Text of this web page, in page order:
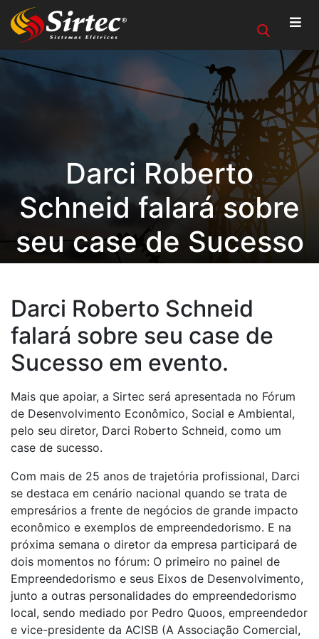
Darci Roberto
Schneid falará sobre
seu case de Sucesso
Darci Roberto Schneid
falará sobre seu case de
Sucesso em evento.
Mais que apoiar, a Sirtec será apresentada no Fórum
de Desenvolvimento Econômico, Social e Ambiental,
pelo seu diretor, Darci Roberto Schneid, como um
case de sucesso.
Com mais de 25 anos de trajetória profissional, Darci
se destaca em cenário nacional quando se trata de
empresários a frente de negócios de grande impacto
econômico e exemplos de empreendedorismo. E na
próxima semana o diretor da empresa participará de
dois momentos no fórum: O primeiro no painel de
Empreendedorismo e seus Eixos de Desenvolvimento,
junto a outras personalidades do empreendedorismo
local, sendo mediado por Pedro Quoos, empreendedor
e vice-presidente da ACISB (A Associação Comercial,